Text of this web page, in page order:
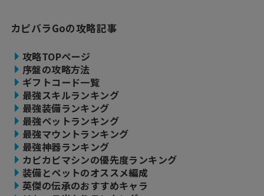
カピバラGoの攻略記事
攻略TOPページ
序盤の攻略方法
ギフトコード一覧
最強スキルランキング
最強装備ランキング
最強ペットランキング
最強マウントランキング
最強神器ランキング
カピカピマシンの優先度ランキング
装備とペットのオススメ編成
英傑の伝承のおすすめキャラ